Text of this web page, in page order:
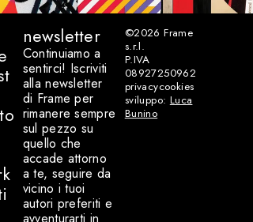
newsletter
Continuiamo a
sentirci! Iscriviti
alla newsletter
di Frame per
rimanere sempre
sul pezzo su
quello che
accade attorno
a te, seguire da
vicino i tuoi
autori preferiti e
avventurarti in
©2026Frame
s.r.l.
P.IVA
08927250962
privacycookies
sviluppo: Luca
Bunino